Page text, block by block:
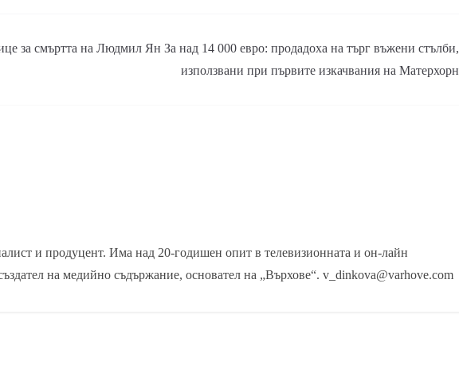
за смъртта на Людмил Ян За над 14 000 евро: продадоха на търг въжени стълби,
използвани при първите изкачвания на Матерхорн
и продуцент. Има над 20-годишен опит в телевизионната и он-лайн
на медийно съдържание, основател на „Върхове“. v_dinkova@varhove.com